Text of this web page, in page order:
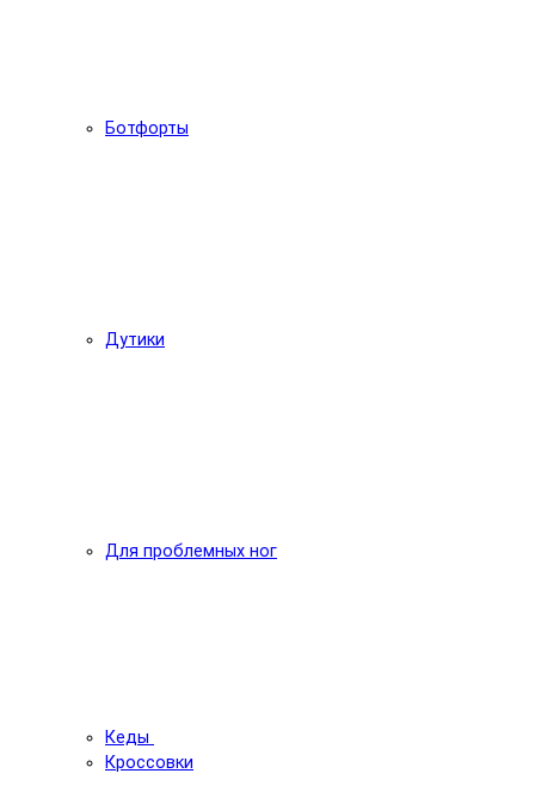
Ботфорты
Дутики
Для проблемных ног
Кеды
Кроссовки